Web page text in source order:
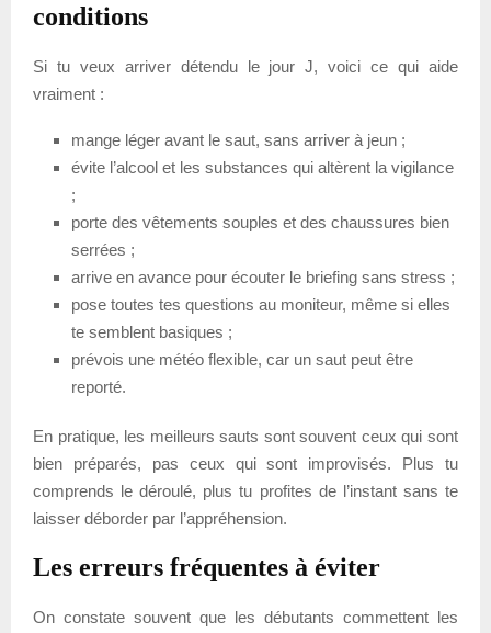
conditions
Si tu veux arriver détendu le jour J, voici ce qui aide
vraiment :
mange léger avant le saut, sans arriver à jeun ;
évite l’alcool et les substances qui altèrent la vigilance
;
porte des vêtements souples et des chaussures bien
serrées ;
arrive en avance pour écouter le briefing sans stress ;
pose toutes tes questions au moniteur, même si elles
te semblent basiques ;
prévois une météo flexible, car un saut peut être
reporté.
En pratique, les meilleurs sauts sont souvent ceux qui sont
bien préparés, pas ceux qui sont improvisés. Plus tu
comprends le déroulé, plus tu profites de l’instant sans te
laisser déborder par l’appréhension.
Les erreurs fréquentes à éviter
On constate souvent que les débutants commettent les